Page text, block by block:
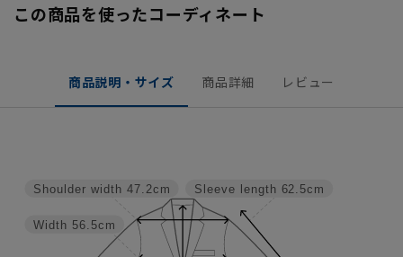
この商品を使ったコーディネート
商品説明・サイズ 商品詳細 レビュー
Sleeve length 62.5cm
Width 56.5cm
Shoulder width 47.2cm